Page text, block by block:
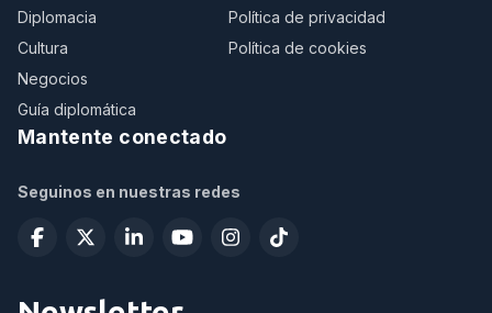
Diplomacia
Cultura
Negocios
Guía diplomática
Política de privacidad
Política de cookies
Mantente conectado
Seguinos en nuestras redes